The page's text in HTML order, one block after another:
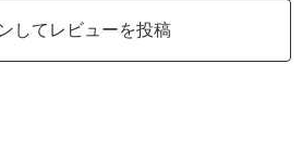
してレビューを投稿